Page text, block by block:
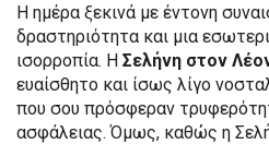
Η ημέρα ξεκινά με έντονη
δραστηριότητα και μια
ισορροπία. Η Σελήνη στον
ευαίσθητο και ίσως λίγο
που σου πρόσφεραν
ασφάλειας. Όμως, καθώς η